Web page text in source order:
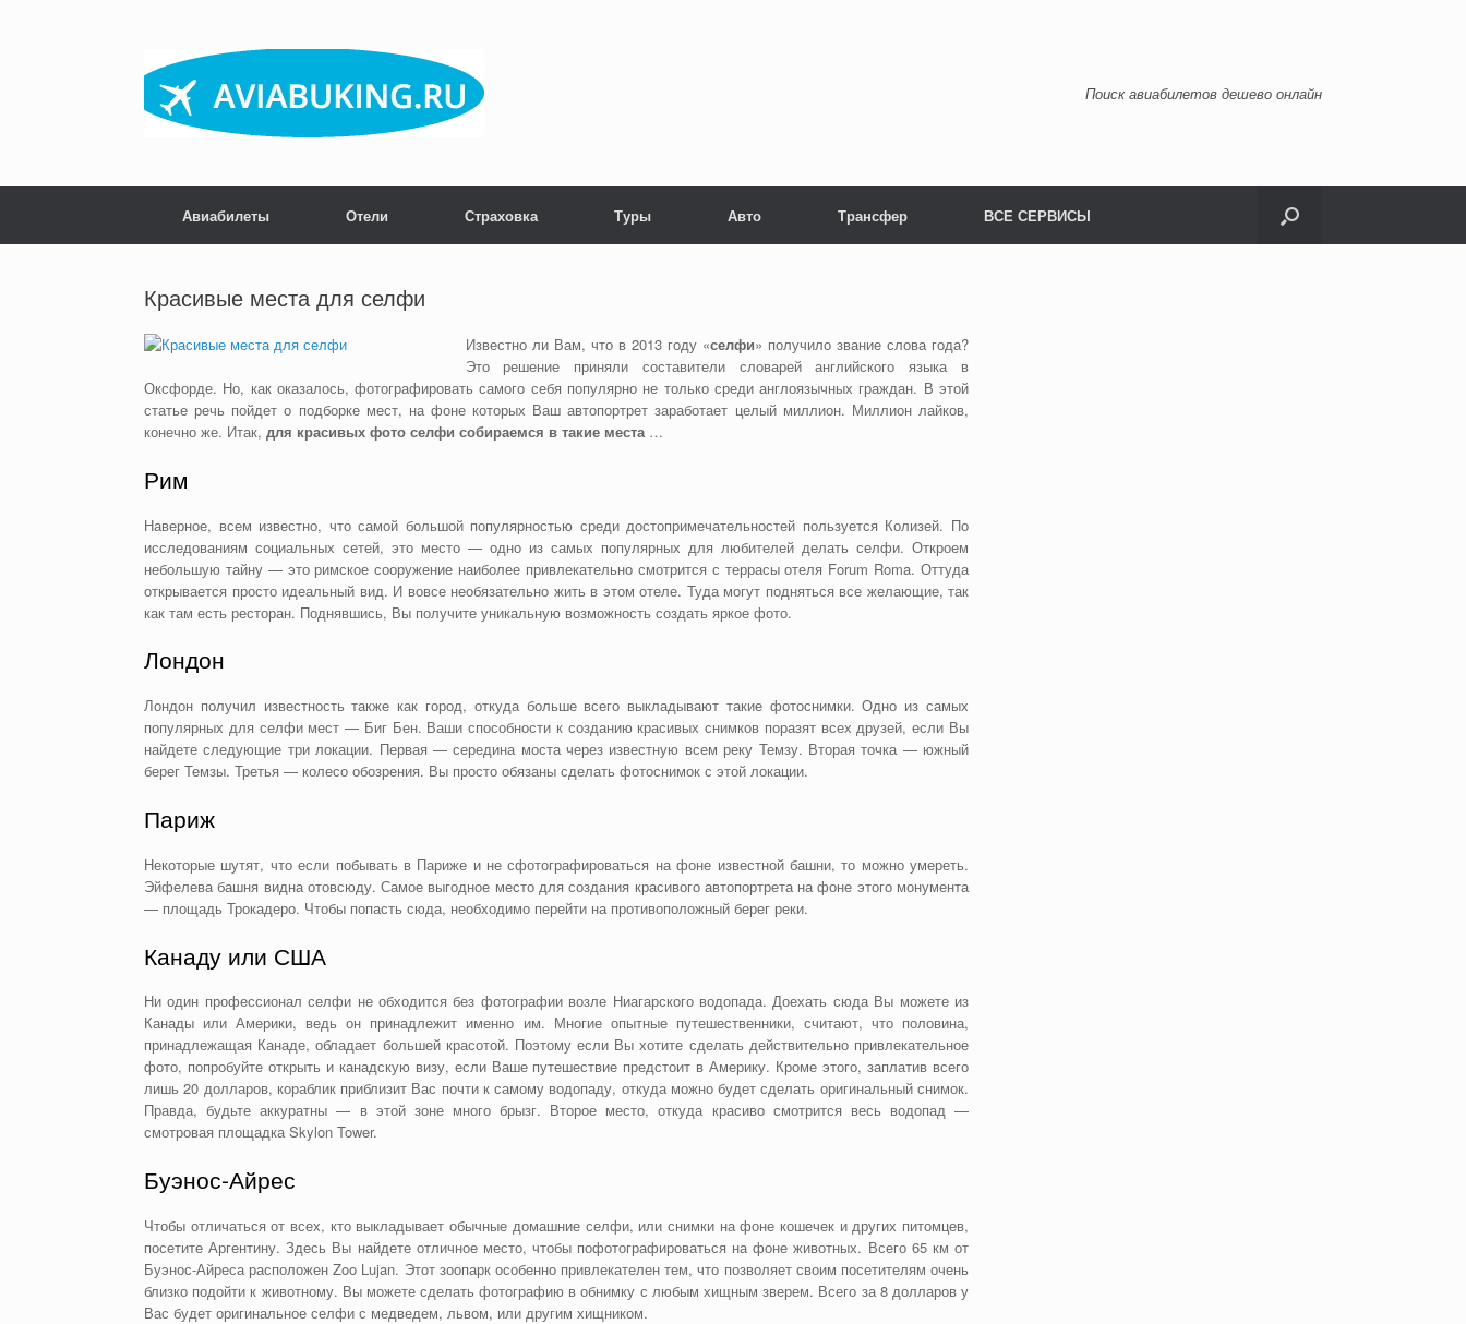
Поиск авиабилетов дешево онлайн
Авиабилеты Отели Страховка Туры Авто Трансфер ВСЕ СЕРВИСЫ
Красивые места для селфи
Известно ли Вам, что в 2013 году «селфи» получило звание слова года?
Это решение приняли составители словарей английского языка в
Оксфорде. Но, как оказалось, фотографировать самого себя популярно не только среди англоязычных граждан. В этой
статье речь пойдет о подборке мест, на фоне которых Ваш автопортрет заработает целый миллион. Миллион лайков,
конечно же. Итак, для красивых фото селфи собираемся в такие места…
Рим
Наверное, всем известно, что самой большой популярностью среди достопримечательностей пользуется Колизей. По
исследованиям социальных сетей, это место — одно из самых популярных для любителей делать селфи. Откроем
небольшую тайну — это римское сооружение наиболее привлекательно смотрится с террасы отеля Forum Roma. Оттуда
открывается просто идеальный вид. И вовсе необязательно жить в этом отеле. Туда могут подняться все желающие, так
как там есть ресторан. Поднявшись, Вы получите уникальную возможность создать яркое фото.
Лондон
Лондон получил известность также как город, откуда больше всего выкладывают такие фотоснимки. Одно из самых
популярных для селфи мест — Биг Бен. Ваши способности к созданию красивых снимков поразят всех друзей, если Вы
найдете следующие три локации. Первая — середина моста через известную всем реку Темзу. Вторая точка — южный
берег Темзы. Третья — колесо обозрения. Вы просто обязаны сделать фотоснимок с этой локации.
Париж
Некоторые шутят, что если побывать в Париже и не сфотографироваться на фоне известной башни, то можно умереть.
Эйфелева башня видна отовсюду. Самое выгодное место для создания красивого автопортрета на фоне этого монумента
— площадь Трокадеро. Чтобы попасть сюда, необходимо перейти на противоположный берег реки.
Канаду или США
Ни один профессионал селфи не обходится без фотографии возле Ниагарского водопада. Доехать сюда Вы можете из
Канады или Америки, ведь он принадлежит именно им. Многие опытные путешественники, считают, что половина,
принадлежащая Канаде, обладает большей красотой. Поэтому если Вы хотите сделать действительно привлекательное
фото, попробуйте открыть и канадскую визу, если Ваше путешествие предстоит в Америку. Кроме этого, заплатив всего
лишь 20 долларов, кораблик приблизит Вас почти к самому водопаду, откуда можно будет сделать оригинальный снимок.
Правда, будьте аккуратны — в этой зоне много брызг. Второе место, откуда красиво смотрится весь водопад —
смотровая площадка Skylon Tower.
Буэнос-Айрес
Чтобы отличаться от всех, кто выкладывает обычные домашние селфи, или снимки на фоне кошечек и других питомцев,
посетите Аргентину. Здесь Вы найдете отличное место, чтобы пофотографироваться на фоне животных. Всего 65 км от
Буэнос-Айреса расположен Zoo Lujan. Этот зоопарк особенно привлекателен тем, что позволяет своим посетителям очень
близко подойти к животному. Вы можете сделать фотографию в обнимку с любым хищным зверем. Всего за 8 долларов у
Вас будет оригинальное селфи с медведем, львом, или другим хищником.